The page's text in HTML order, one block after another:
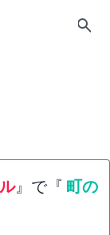
』で『 町の